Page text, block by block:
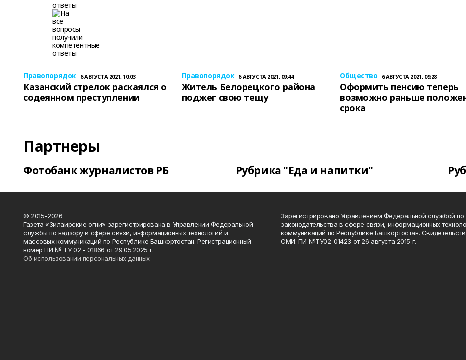
Правопорядок 6 АВГУСТА 2021, 10:03
Казанский стрелок раскаялся о
содеянном преступлении
Правопорядок 6 АВГУСТА 2021, 09:44
Житель Белорецкого района
поджег свою тещу
Общество 6 АВГУСТА 2021, 09:28
Оформить пенсию теперь
возможно раньше
срока
Партнеры
Фотобанк журналистов РБ Рубрика "Еда и напитки"
© 2015-2026
Газета «Зилаирские огни» зарегистрирована в Управлении Федеральной
службы по надзору в сфере связи, информационных технологий и
массовых коммуникаций по Республике Башкортостан. Регистрационный
номер ПИ № ТУ 02 - 01866 от 29.05.2025 г.
Об использовании персональных данных
Зарегистрировано Управлением Федеральной службой по
законодательства в сфере связи, информационных
коммуникаций по Республике Башкортостан.
СМИ: ПИ №ТУ02-01423 от 26 августа 2015 г.